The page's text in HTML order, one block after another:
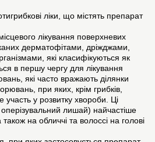
ліки, що містять препарат
лікування поверхневих
дерматофітами, дріжджами,
які класифікуються як
в першу чергу для лікування
які часто вражають ділянки
при яких, крім грибків,
у розвитку хвороби. Ці
лишай) найчастіше
на обличчі та волоссі на голові